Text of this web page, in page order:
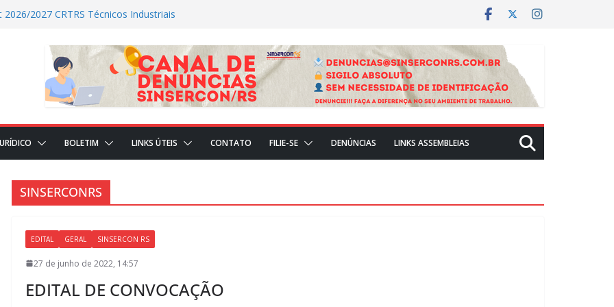
2026/2027 CRTRS Técnicos Industriais
BOLETIM LINKS ÚTEIS CONTATO FILIE-SE DENÚNCIAS LINKS ASSEMBLEIAS
SINSERCONRS
EDITAL GERAL SINSERCON RS
27 de junho de 2022, 14:57
EDITAL DE CONVOCAÇÃO